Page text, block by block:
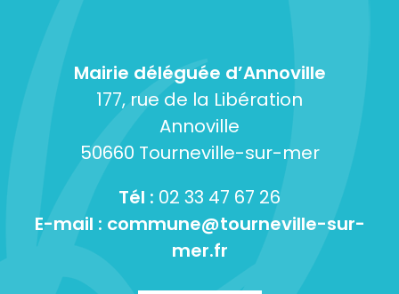
Mairie déléguée d’Annoville
177, rue de la Libération
Annoville
50660 Tourneville-sur-mer
Tél : 02 33 47 67 26
E-mail : commune@tourneville-sur-
mer.fr